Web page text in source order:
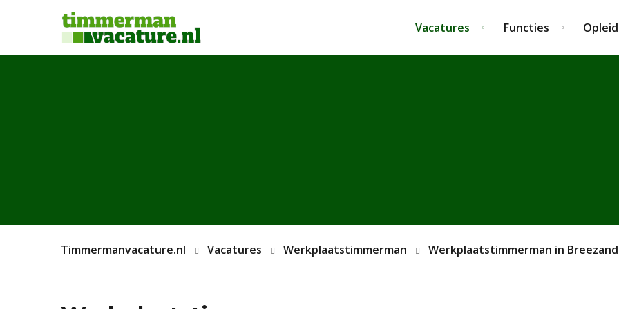
Vacatures Functies
Timmermanvacature.nl Vacatures Werkplaatstimmerman Werkplaatstimmerman in Breezand